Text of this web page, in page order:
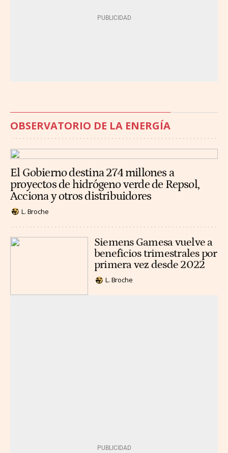
OBSERVATORIO DE LA ENERGÍA
El Gobierno destina 274 millones a
proyectos de hidrógeno verde de Repsol,
Acciona y otros distribuidores
L. Broche
Siemens Gamesa vuelve a
beneficios trimestrales por
primera vez desde 2022
L. Broche